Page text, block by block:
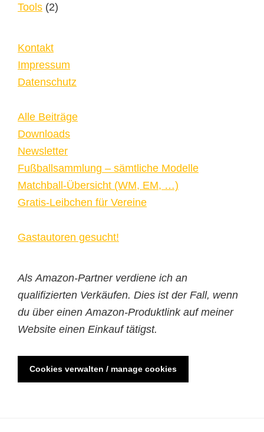
Tools (2)
Kontakt
Impressum
Datenschutz
Alle Beiträge
Downloads
Newsletter
Fußballsammlung – sämtliche Modelle
Matchball-Übersicht (WM, EM, …)
Gratis-Leibchen für Vereine
Gastautoren gesucht!
Als Amazon-Partner verdiene ich an
qualifizierten Verkäufen. Dies ist der Fall, wenn
du über einen Amazon-Produktlink auf meiner
Website einen Einkauf tätigst.
Cookies verwalten / manage cookies